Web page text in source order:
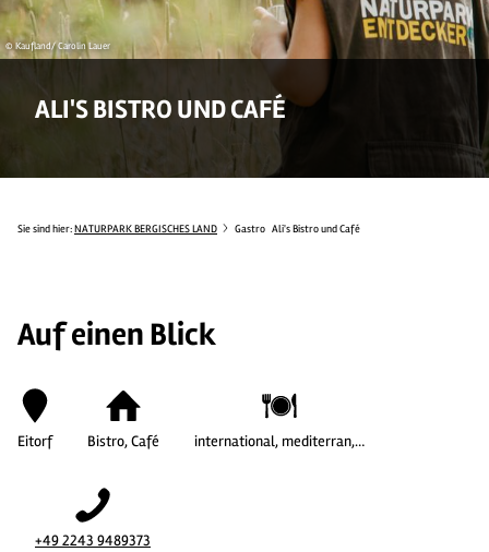
© Kaufland/ Carolin Lauer
ALI'S BISTRO UND CAFÉ
Sie sind hier:NATURPARK BERGISCHES LAND Gastro Ali's Bistro und Café
Auf einen Blick
Eitorf Bistro, Café international, mediterran,…
+49 2243 9489373